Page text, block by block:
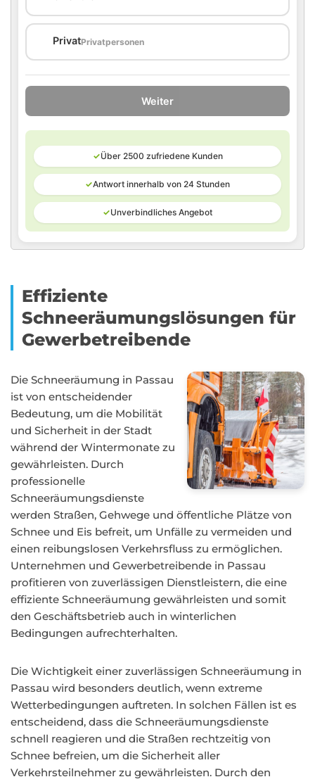
PrivatPrivatpersonen
Weiter
✓Über 2500 zufriedene Kunden
✓Antwort innerhalb von 24 Stunden
✓Unverbindliches Angebot
Effiziente
Schneeräumungslösungen für
Gewerbetreibende
Die Schneeräumung in Passau
ist von entscheidender
Bedeutung, um die Mobilität
und Sicherheit in der Stadt
während der Wintermonate zu
gewährleisten. Durch
professionelle
Schneeräumungsdienste
werden Straßen, Gehwege und öffentliche Plätze von
Schnee und Eis befreit, um Unfälle zu vermeiden und
einen reibungslosen Verkehrsfluss zu ermöglichen.
Unternehmen und Gewerbetreibende in Passau
profitieren von zuverlässigen Dienstleistern, die eine
effiziente Schneeräumung gewährleisten und somit
den Geschäftsbetrieb auch in winterlichen
Bedingungen aufrechterhalten.
Die Wichtigkeit einer zuverlässigen Schneeräumung in
Passau wird besonders deutlich, wenn extreme
Wetterbedingungen auftreten. In solchen Fällen ist es
entscheidend, dass die Schneeräumungsdienste
schnell reagieren und die Straßen rechtzeitig von
Schnee befreien, um die Sicherheit aller
Verkehrsteilnehmer zu gewährleisten. Durch den